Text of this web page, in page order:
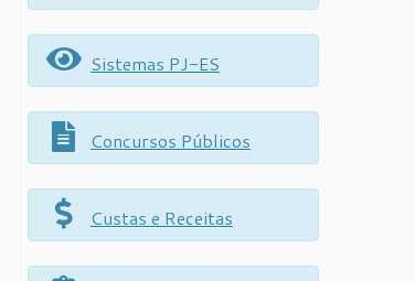
Sistemas PJ-ES
Concursos Públicos
Custas e Receitas